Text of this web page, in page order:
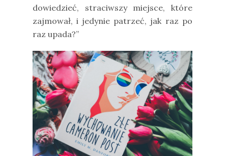
dowiedzieć, straciwszy miejsce, które
zajmował, i jedynie patrzeć, jak raz po
raz upada?”